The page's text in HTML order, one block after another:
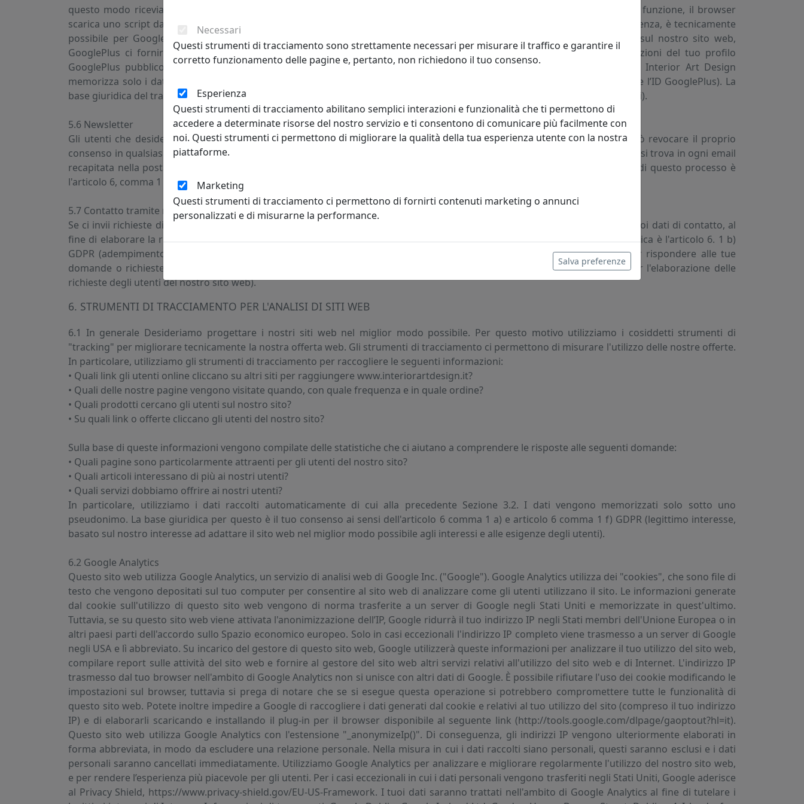
questo modo riceviamo da GooglePlus le informazioni necessarie per aprire l'account sul nostro sito. Per attivare questa funzione, il browser
scarica uno script dai server di GooglePlus la prima volta che si visita il nostro sito Web (vedere la sezione 6.6.). Di conseguenza, è tecnicamente
possibile per GooglePlus sapere che si sta visitando il nostro sito web. Se utilizzi la funzione "Accedi con GooglePlus" sul nostro sito web,
GooglePlus ci fornirà alcune informazioni su di te. Ciò richiede il tuo consenso affinchè ci siano trasmesse le informazioni del tuo profilo
GooglePlus pubblico (nome, foto del profilo, sesso e altre informazioni pubbliche) e il tuo indirizzo e-mail GooglePlus. Interior Art Design
memorizza solo i dati necessari per la registrazione sul proprio sito (il tuo indirizzo e-mail, il tuo nome e cognome, la foto e l’ID GooglePlus). La
base giuridica del trattamento di cui sopra è l'articolo 6 comma 1 b) GDPR (esecuzione di un contratto e misure precontrattuali).
5.6 Newsletter
Gli utenti che desiderano ricevere informazioni commerciali in email possono iscriversi alla nostra newsletter. L'utente può revocare il proprio
consenso in qualsiasi momento e senza indicarne i motivi. Il modo più semplice per farlo è cliccare sul link "Disiscrivimi", che si trova in ogni email
recapitata nella posta elettronica del cliente oppure direttamente sul sito internet nella sezione “profilo”. La base giuridica di questo processo è
l'articolo 6, comma 1 a) GDPR (consenso).
5.7 Contatto tramite modulo di contatto
Se ci invii richieste di informazioni utilizzando il modulo di contatto, elaboreremo le informazioni da te fornite, compresi i tuoi dati di contatto, al
fine di elaborare la richiesta. In caso di richieste successive, anche questi ulteriori dati verranno memorizzati. La base giuridica è l'articolo 6. 1 b)
GDPR (adempimento del contratto - il trattamento dei dati dell'utente è necessario per l'adempimento del contratto per rispondere alle tue
domande o richieste) nonché l’articolo 6 comma 1 f) GDPR (bilanciamento degli interessi - in base al nostro interesse per l'elaborazione delle
richieste degli utenti del nostro sito web).
6. STRUMENTI DI TRACCIAMENTO PER L'ANALISI DI SITI WEB
6.1 In generale Desideriamo progettare i nostri siti web nel miglior modo possibile. Per questo motivo utilizziamo i cosiddetti strumenti di
"tracking" per migliorare tecnicamente la nostra offerta web. Gli strumenti di tracciamento ci permettono di misurare l'utilizzo delle nostre offerte.
In particolare, utilizziamo gli strumenti di tracciamento per raccogliere le seguenti informazioni:
• Quali link gli utenti online cliccano su altri siti per raggiungere www.interiorartdesign.it?
• Quali delle nostre pagine vengono visitate quando, con quale frequenza e in quale ordine?
• Quali prodotti cercano gli utenti sul nostro sito?
• Su quali link o offerte cliccano gli utenti del nostro sito?
Sulla base di queste informazioni vengono compilate delle statistiche che ci aiutano a comprendere le risposte alle seguenti domande:
• Quali pagine sono particolarmente attraenti per gli utenti del nostro sito?
• Quali articoli interessano di più ai nostri utenti?
• Quali servizi dobbiamo offrire ai nostri utenti?
In particolare, utilizziamo i dati raccolti automaticamente di cui alla precedente Sezione 3.2. I dati vengono memorizzati solo sotto uno
pseudonimo. La base giuridica per questo è il tuo consenso ai sensi dell'articolo 6 comma 1 a) e articolo 6 comma 1 f) GDPR (legittimo interesse,
basato sul nostro interesse ad adattare il sito web nel miglior modo possibile agli interessi e alle esigenze degli utenti).
6.2 Google Analytics
Questo sito web utilizza Google Analytics, un servizio di analisi web di Google Inc. ("Google"). Google Analytics utilizza dei "cookies", che sono file di
testo che vengono depositati sul tuo computer per consentire al sito web di analizzare come gli utenti utilizzano il sito. Le informazioni generate
dal cookie sull'utilizzo di questo sito web vengono di norma trasferite a un server di Google negli Stati Uniti e memorizzate in quest'ultimo.
Tuttavia, se su questo sito web viene attivata l'anonimizzazione dell’IP, Google ridurrà il tuo indirizzo IP negli Stati membri dell'Unione Europea o in
altri paesi parti dell'accordo sullo Spazio economico europeo. Solo in casi eccezionali l'indirizzo IP completo viene trasmesso a un server di Google
negli USA e lì abbreviato. Su incarico del gestore di questo sito web, Google utilizzerà queste informazioni per analizzare il tuo utilizzo del sito web,
compilare report sulle attività del sito web e fornire al gestore del sito web altri servizi relativi all'utilizzo del sito web e di Internet. L'indirizzo IP
trasmesso dal tuo browser nell'ambito di Google Analytics non si unisce con altri dati di Google. È possibile rifiutare l'uso dei cookie modificando le
impostazioni sul browser, tuttavia si prega di notare che se si esegue questa operazione si potrebbero compromettere tutte le funzionalità di
questo sito web. Potete inoltre impedire a Google di raccogliere i dati generati dal cookie e relativi al tuo utilizzo del sito (compreso il tuo indirizzo
IP) e di elaborarli scaricando e installando il plug-in per il browser disponibile al seguente link (http://tools.google.com/dlpage/gaoptout?hl=it).
Questo sito web utilizza Google Analytics con l'estensione "_anonymizeIp()". Di conseguenza, gli indirizzi IP vengono ulteriormente elaborati in
forma abbreviata, in modo da escludere una relazione personale. Nella misura in cui i dati raccolti siano personali, questi saranno esclusi e i dati
personali saranno cancellati immediatamente. Utilizziamo Google Analytics per analizzare e migliorare regolarmente l'utilizzo del nostro sito web,
e per rendere l’esperienza più piacevole per gli utenti. Per i casi eccezionali in cui i dati personali vengono trasferiti negli Stati Uniti, Google aderisce
al Privacy Shield, https://www.privacy-shield.gov/EU-US-Framework. I tuoi dati saranno trattati nell'ambito di Google Analytics al fine di tutelare i
Necessari
Questi strumenti di tracciamento sono strettamente necessari per misurare il traffico e garantire il
corretto funzionamento delle pagine e, pertanto, non richiedono il tuo consenso.
Esperienza
Questi strumenti di tracciamento abilitano semplici interazioni e funzionalità che ti permettono di
accedere a determinate risorse del nostro servizio e ti consentono di comunicare più facilmente con
noi. Questi strumenti ci permettono di migliorare la qualità della tua esperienza utente con la nostra
piattaforme.
Marketing
Questi strumenti di tracciamento ci permettono di fornirti contenuti marketing o annunci
personalizzati e di misurarne la performance.
Salva preferenze